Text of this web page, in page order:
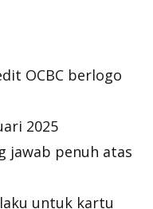
OCBC berlogo
2025
jawab penuh atas
untuk kartu